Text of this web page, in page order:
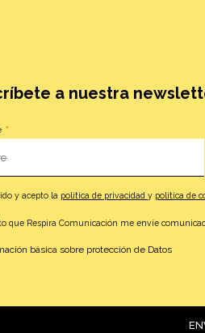
a nuestra
y acepto la política de privacidad y política de
que Respira Comunicación me envíe
básica sobre protección de Datos